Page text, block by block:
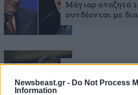
Newsbeast.gr - Do Not Process
Information
Μάγιαρ αναζητά
συνδέονται με
μηχανισμό του
Καταργείται το